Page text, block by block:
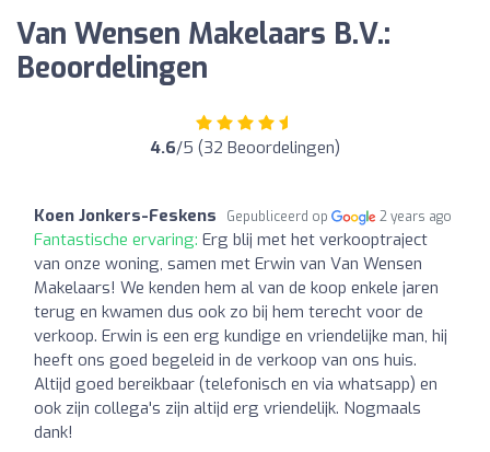
Van Wensen Makelaars B.V.:
Beoordelingen
4.6/5 (32 Beoordelingen)
Koen Jonkers-Feskens Gepubliceerd op 2 years ago
Fantastische ervaring: Erg blij met het verkooptraject
van onze woning, samen met Erwin van Van Wensen
Makelaars! We kenden hem al van de koop enkele jaren
terug en kwamen dus ook zo bij hem terecht voor de
verkoop. Erwin is een erg kundige en vriendelijke man, hij
heeft ons goed begeleid in de verkoop van ons huis.
Altijd goed bereikbaar (telefonisch en via whatsapp) en
ook zijn collega's zijn altijd erg vriendelijk. Nogmaals
dank!